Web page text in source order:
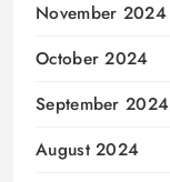
November 2024
October 2024
September 2024
August 2024